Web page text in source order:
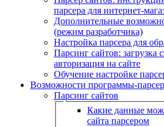
парсера для интернет-
Дополнительные
(режим разработчика)
Настройка парсера для
Парсинг сайтов: загрузка
авторизация на сайте
Обучение настройке
Возможности программы-
Парсинг сайтов
Какие данные
сайта парсером